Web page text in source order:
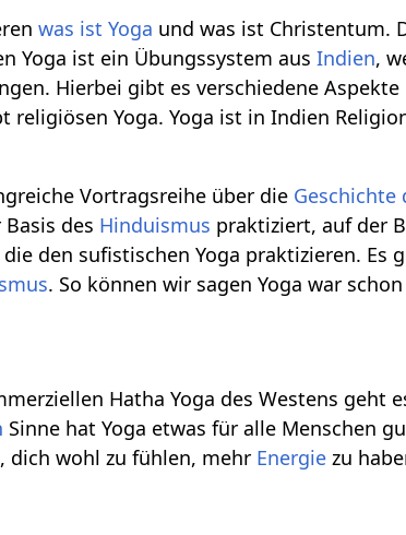
was ist Yoga und was ist Christentum.
Yoga ist ein Übungssystem ausIndien,
Hierbei gibt es verschiedene
religiösen Yoga. Yoga ist in Indien
Vortragsreihe über die Geschichte
des Hinduismus praktiziert, auf der
den sufistischen Yoga praktizieren. Es
. So können wir sagen Yoga war
Hatha Yoga des Westens geht
Sinne hat Yoga etwas für alle Menschen
dich wohl zu fühlen, mehr Energie zu